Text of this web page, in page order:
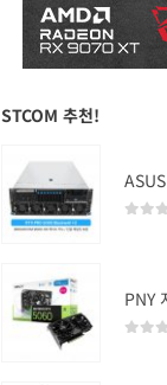
STCOM 추천!